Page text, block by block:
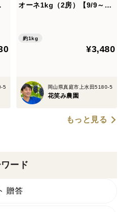
5
オーネ1kg（2房）【9/9～順
約1kg
¥3,480
岡山県真庭市上水田5180-5
花笑み農園
もっと見る
ード
贈答